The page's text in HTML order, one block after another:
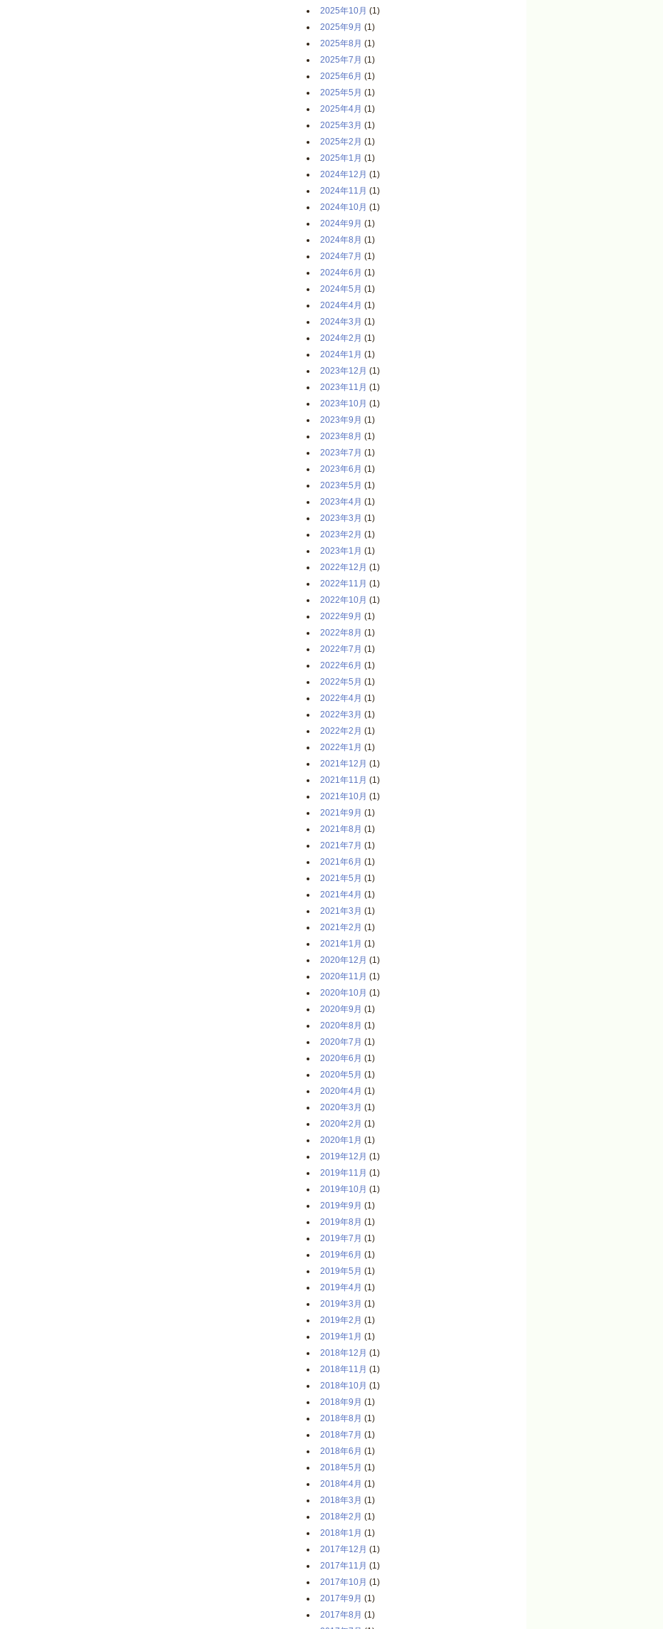
2025年10月 (1)
2025年9月 (1)
2025年8月 (1)
2025年7月 (1)
2025年6月 (1)
2025年5月 (1)
2025年4月 (1)
2025年3月 (1)
2025年2月 (1)
2025年1月 (1)
2024年12月 (1)
2024年11月 (1)
2024年10月 (1)
2024年9月 (1)
2024年8月 (1)
2024年7月 (1)
2024年6月 (1)
2024年5月 (1)
2024年4月 (1)
2024年3月 (1)
2024年2月 (1)
2024年1月 (1)
2023年12月 (1)
2023年11月 (1)
2023年10月 (1)
2023年9月 (1)
2023年8月 (1)
2023年7月 (1)
2023年6月 (1)
2023年5月 (1)
2023年4月 (1)
2023年3月 (1)
2023年2月 (1)
2023年1月 (1)
2022年12月 (1)
2022年11月 (1)
2022年10月 (1)
2022年9月 (1)
2022年8月 (1)
2022年7月 (1)
2022年6月 (1)
2022年5月 (1)
2022年4月 (1)
2022年3月 (1)
2022年2月 (1)
2022年1月 (1)
2021年12月 (1)
2021年11月 (1)
2021年10月 (1)
2021年9月 (1)
2021年8月 (1)
2021年7月 (1)
2021年6月 (1)
2021年5月 (1)
2021年4月 (1)
2021年3月 (1)
2021年2月 (1)
2021年1月 (1)
2020年12月 (1)
2020年11月 (1)
2020年10月 (1)
2020年9月 (1)
2020年8月 (1)
2020年7月 (1)
2020年6月 (1)
2020年5月 (1)
2020年4月 (1)
2020年3月 (1)
2020年2月 (1)
2020年1月 (1)
2019年12月 (1)
2019年11月 (1)
2019年10月 (1)
2019年9月 (1)
2019年8月 (1)
2019年7月 (1)
2019年6月 (1)
2019年5月 (1)
2019年4月 (1)
2019年3月 (1)
2019年2月 (1)
2019年1月 (1)
2018年12月 (1)
2018年11月 (1)
2018年10月 (1)
2018年9月 (1)
2018年8月 (1)
2018年7月 (1)
2018年6月 (1)
2018年5月 (1)
2018年4月 (1)
2018年3月 (1)
2018年2月 (1)
2018年1月 (1)
2017年12月 (1)
2017年11月 (1)
2017年10月 (1)
2017年9月 (1)
2017年8月 (1)